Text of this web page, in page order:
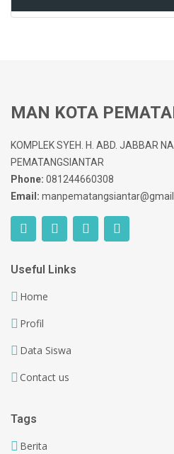
MAN KOTA
KOMPLEK SYEH. H. ABD. JABBAR
PEMATANGSIANTAR
Phone: 081244660308
Email:
Useful Links
Home
Profil
Data Siswa
Contact us
Tags
Berita